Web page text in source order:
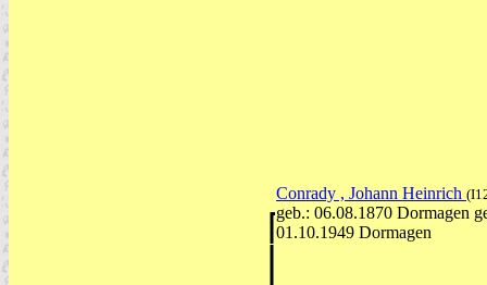
Conrady , Johann Heinrich
geb.: 06.08.1870 Dormagen
01.10.1949 Dormagen